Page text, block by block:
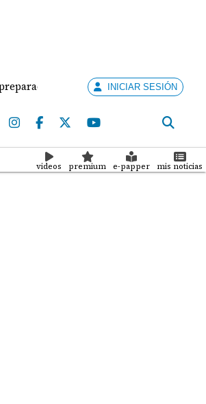
para ejercer la docenciaINICIAR SESIÓN
videos premium e-papper mis noticias